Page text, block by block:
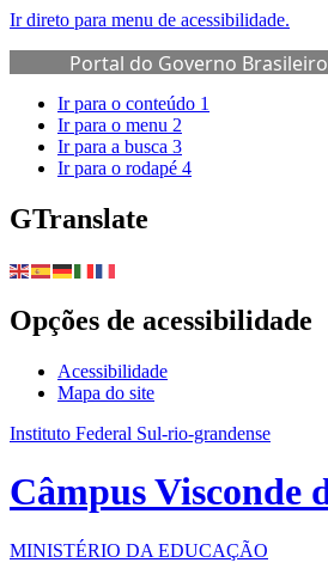
Ir direto para menu de acessibilidade.
Portal do Governo Brasileiro
de Governo
Ir para o conteúdo 1
Ir para o menu 2
Ir para a busca 3
Ir para o rodapé 4
GTranslate
Opções de acessibilidade
Acessibilidade
Mapa do site
Instituto Federal Sul-rio-grandense
Câmpus Visconde
MINISTÉRIO DA EDUCAÇÃO